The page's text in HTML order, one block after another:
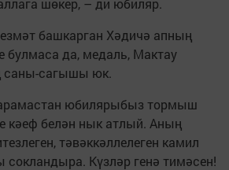
шөкер, – ди юбиляр.
башкарган Хәдичә апның
булмаса да, медаль, Мактау
сагышы юк.
юбилярыбыз тормыш
кәеф белән нык атлый. Аның
тәвәккәллелеген камил
Күзләр генә тимәсен!